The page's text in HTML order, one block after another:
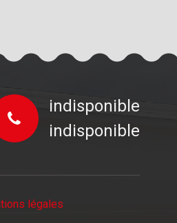
indisponible
indisponible
légales